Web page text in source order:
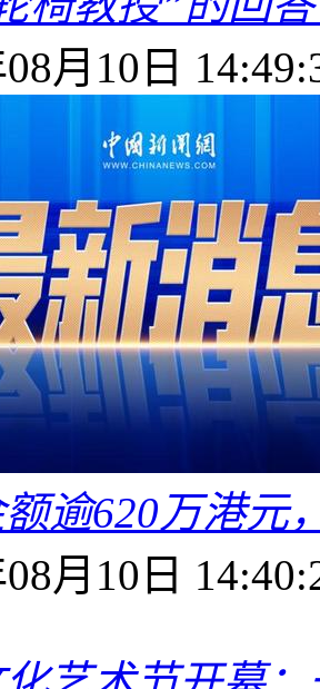
月10日
逾620万港元
月10日